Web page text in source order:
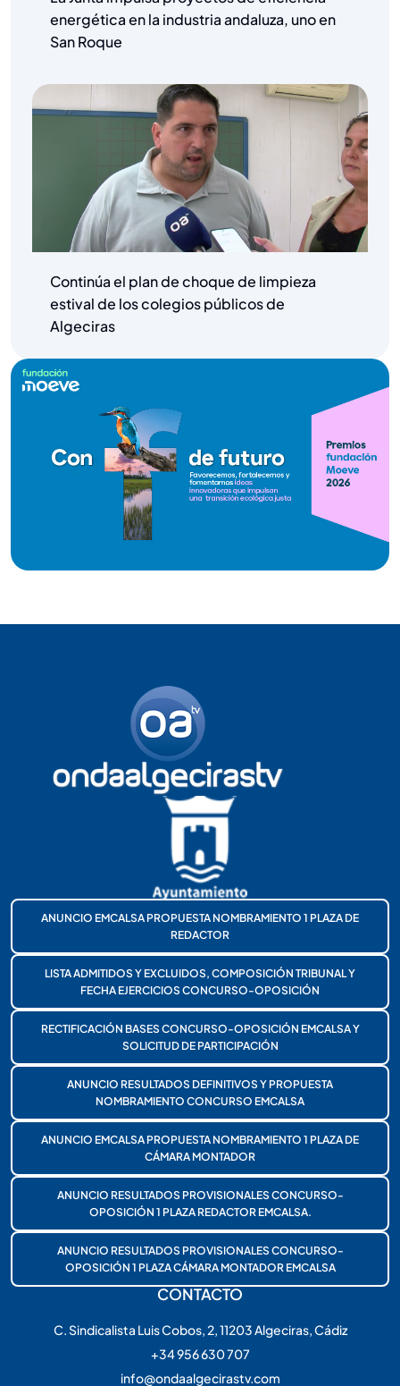
energética en la industria andaluza, uno en
San Roque
Continúa el plan de choque de limpieza
estival de los colegios públicos de
Algeciras
ANUNCIO EMCALSA PROPUESTA NOMBRAMIENTO 1 PLAZA DE
REDACTOR
LISTA ADMITIDOS Y EXCLUIDOS, COMPOSICIÓN TRIBUNAL Y
FECHA EJERCICIOS CONCURSO-OPOSICIÓN
RECTIFICACIÓN BASES CONCURSO-OPOSICIÓN EMCALSA Y
SOLICITUD DE PARTICIPACIÓN
ANUNCIO RESULTADOS DEFINITIVOS Y PROPUESTA
NOMBRAMIENTO CONCURSO EMCALSA
ANUNCIO EMCALSA PROPUESTA NOMBRAMIENTO 1 PLAZA DE
CÁMARA MONTADOR
ANUNCIO RESULTADOS PROVISIONALES CONCURSO-
OPOSICIÓN 1 PLAZA REDACTOR EMCALSA.
ANUNCIO RESULTADOS PROVISIONALES CONCURSO-
OPOSICIÓN 1 PLAZA CÁMARA MONTADOR EMCALSA
CONTACTO
C. Sindicalista Luis Cobos, 2, 11203 Algeciras, Cádiz
+34 956 630 707
info@ondaalgecirastv.com